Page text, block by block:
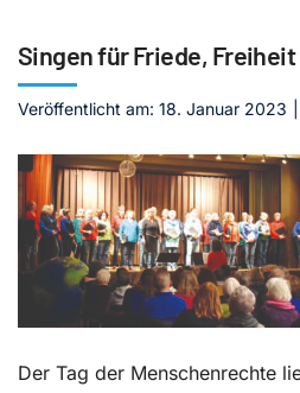
Mediathek
Kontakt
Singen für Friede,
Veröffentlicht am: 18. Januar 2023
Der Tag der Menschenrechte